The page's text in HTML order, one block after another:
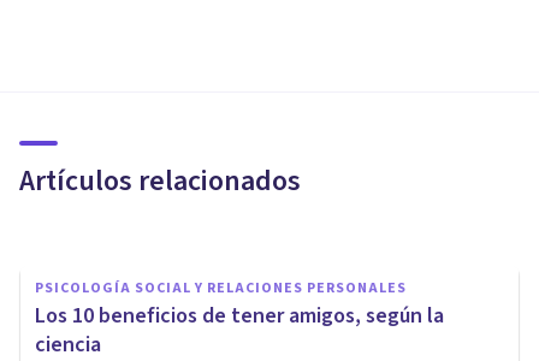
Artículos relacionados
identidad los roles de género
PSICOLOGÍA SOCIAL Y RELACIONES PERSONALES
​Los 10 beneficios de tener amigos, según la
ciencia